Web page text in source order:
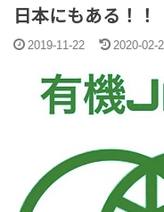
日本にもある！！
2019-11-22 2020-02-